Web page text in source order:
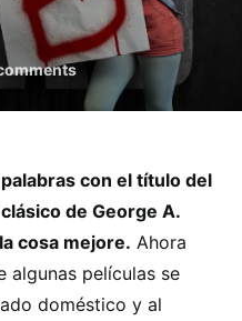
con el título del
de George A.
cosa mejore. Ahora
algunas películas se
doméstico y al